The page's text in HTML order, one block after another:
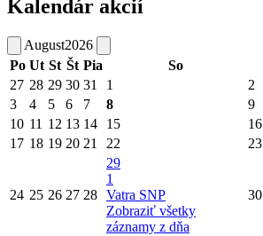
Kalendár akcií
August2026
Po Ut St Št Pia So
27 28 29 30 31 1
2
3
4 5 6 7 8
9
10 11 12 13 14 15
16
17 18 19 20 21 22 23
24 25 26 27 28
29
1
Vatra SNP
Zobraziť všetky
záznamy z dňa
30